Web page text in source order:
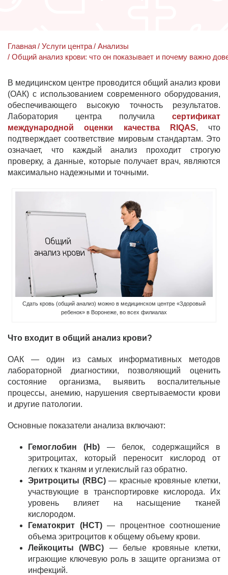
Главная Услуги центра
Анализы
Общий анализ крови: что он показывает и почему важно
В медицинском центре проводится общий анализ крови
(ОАК) с использованием современного оборудования,
обеспечивающего высокую точность результатов.
Лаборатория центра получила
сертификат
международной оценки качества RIQAS, что
подтверждает соответствие мировым стандартам. Это
означает, что каждый анализ проходит строгую
проверку, а данные, которые получает врач, являются
максимально надежными и точными.
Сдать кровь (общий анализ) можно в медицинском центре «Здоровый
ребенок» в Воронеже, во всех филиалах
Что входит в общий анализ крови?
ОАК — один из самых информативных методов
лабораторной диагностики, позволяющий оценить
состояние организма, выявить воспалительные
процессы, анемию, нарушения свертываемости крови
и другие патологии.
Основные показатели анализа включают:
Гемоглобин (Hb) — белок, содержащийся в
эритроцитах, который переносит кислород от
легких к тканям и углекислый газ обратно.
Эритроциты (RBC)— красные кровяные клетки,
участвующие в транспортировке кислорода. Их
уровень влияет на насыщение тканей
кислородом.
Гематокрит (HCT)— процентное соотношение
объема эритроцитов к общему объему крови.
Лейкоциты (WBC) — белые кровяные клетки,
играющие ключевую роль в защите организма от
инфекций.